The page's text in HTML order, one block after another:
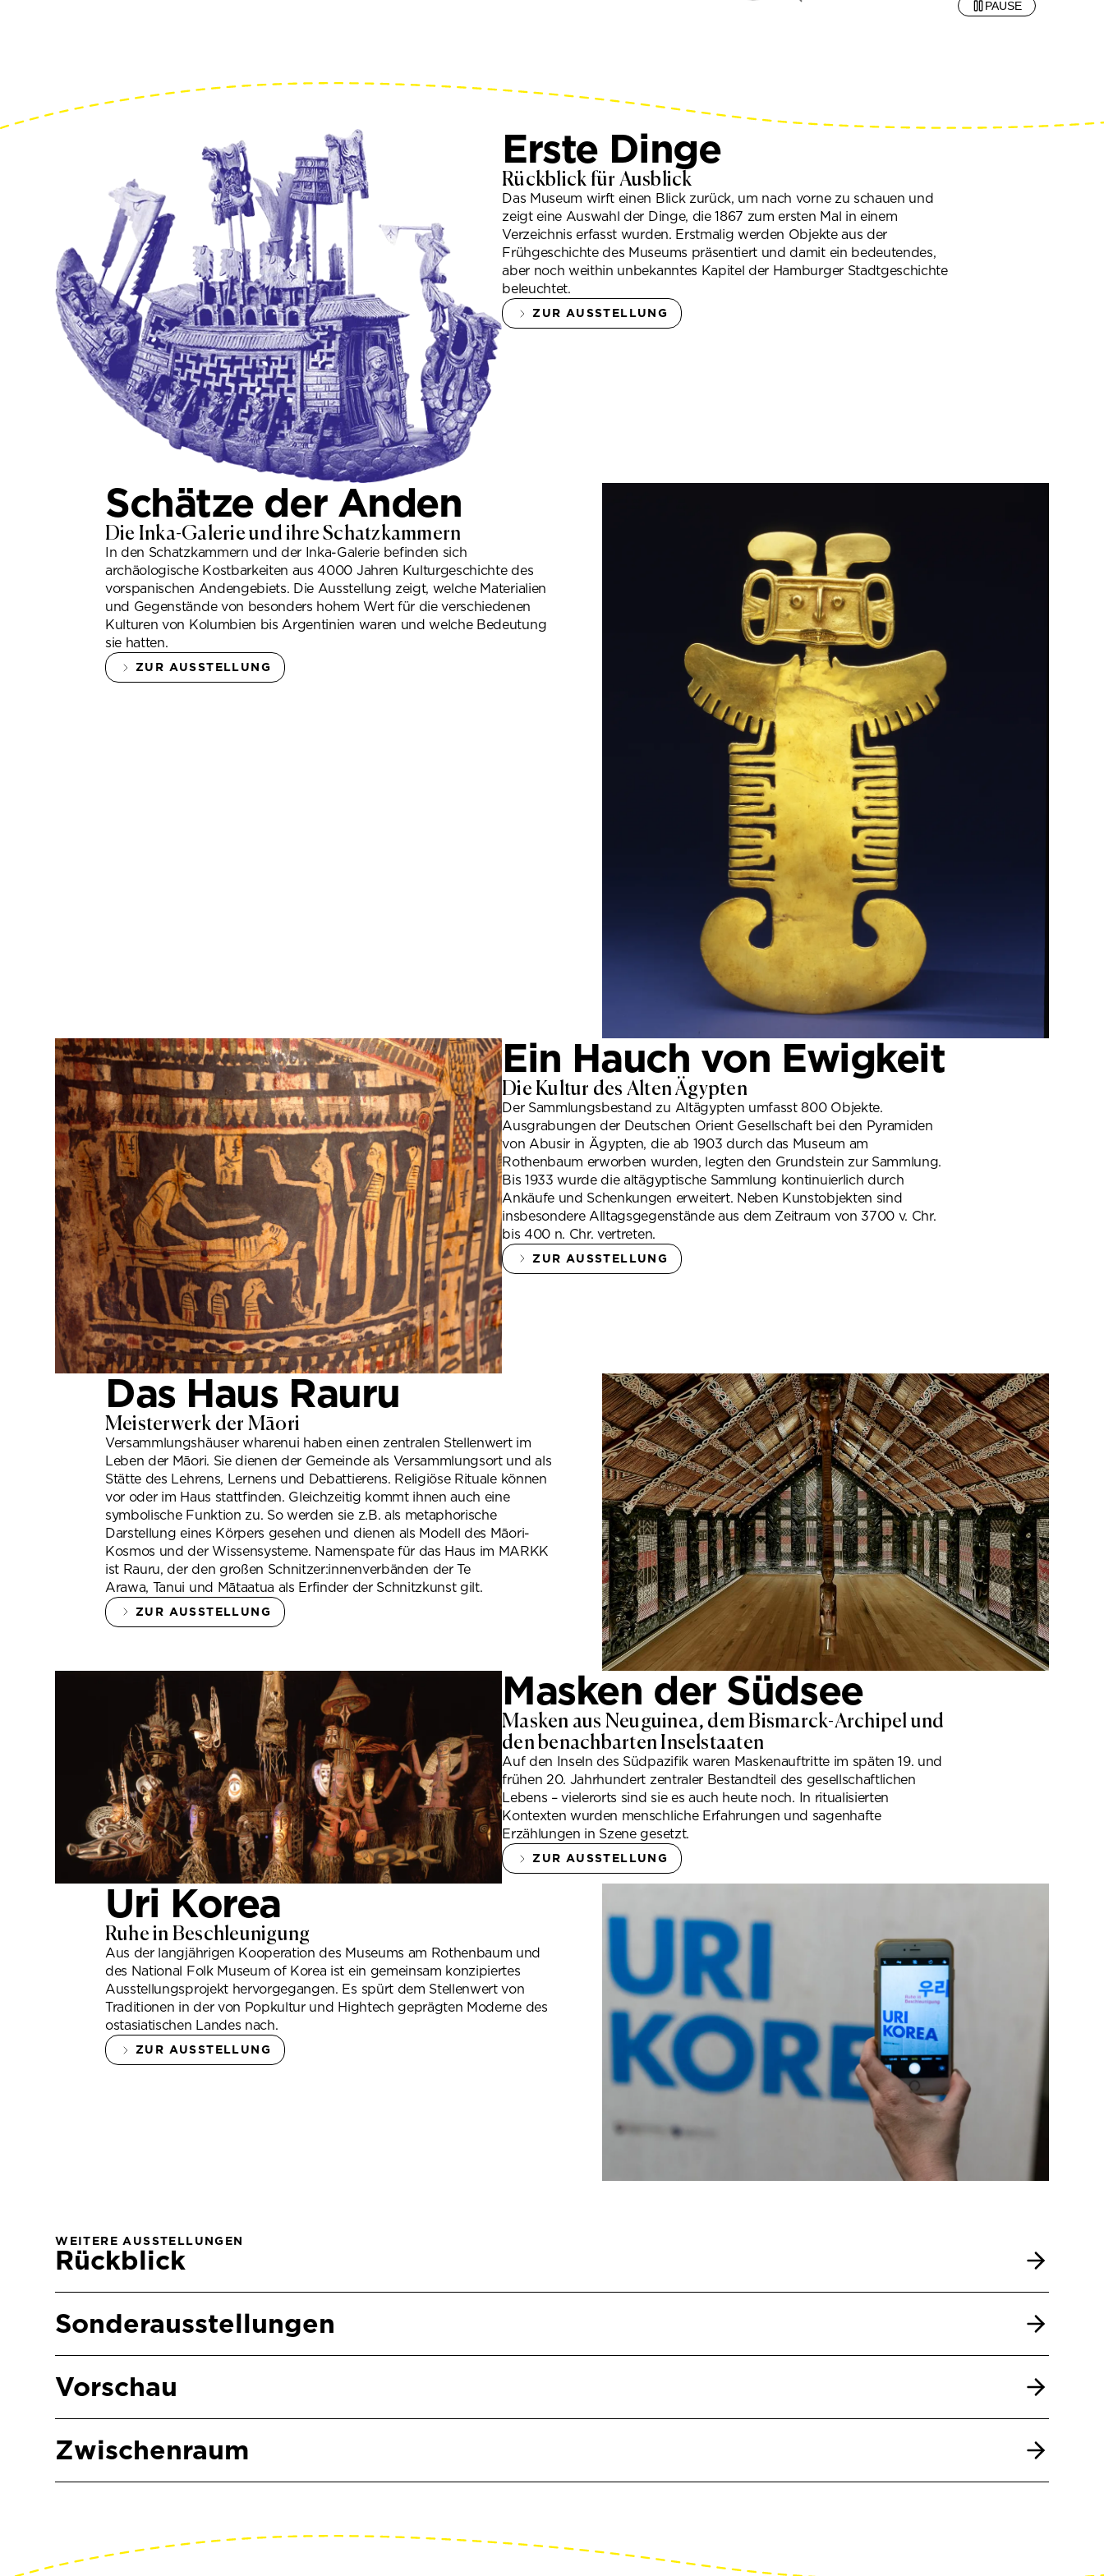
PAUSE
Erste Dinge
Rückblick für Ausblick
Das Museum wirft einen Blick zurück, um nach vorne zu schauen und
zeigt eine Auswahl der Dinge, die 1867 zum ersten Mal in einem
Verzeichnis erfasst wurden. Erstmalig werden Objekte aus der
Frühgeschichte des Museums präsentiert und damit ein bedeutendes,
aber noch weithin unbekanntes Kapitel der Hamburger Stadtgeschichte
beleuchtet.
ZUR AUSSTELLUNG
Schätze der Anden
Die Inka-Galerie und ihre Schatzkammern
In den Schatzkammern und der Inka-Galerie befinden sich
archäologische Kostbarkeiten aus 4000 Jahren Kulturgeschichte des
vorspanischen Andengebiets. Die Ausstellung zeigt, welche Materialien
und Gegenstände von besonders hohem Wert für die verschiedenen
Kulturen von Kolumbien bis Argentinien waren und welche Bedeutung
sie hatten.
ZUR AUSSTELLUNG
Ein Hauch von Ewigkeit
Die Kultur des Alten Ägypten
Der Sammlungsbestand zu Altägypten umfasst 800 Objekte.
Ausgrabungen der Deutschen Orient Gesellschaft bei den Pyramiden
von Abusir in Ägypten, die ab 1903 durch das Museum am
Rothenbaum erworben wurden, legten den Grundstein zur Sammlung.
Bis 1933 wurde die altägyptische Sammlung kontinuierlich durch
Ankäufe und Schenkungen erweitert. Neben Kunstobjekten sind
insbesondere Alltagsgegenstände aus dem Zeitraum von 3700 v. Chr.
bis 400 n. Chr. vertreten.
ZUR AUSSTELLUNG
Das Haus Rauru
Meisterwerk der Māori
Versammlungshäuser wharenui haben einen zentralen Stellenwert im
Leben der Māori. Sie dienen der Gemeinde als Versammlungsort und als
Stätte des Lehrens, Lernens und Debattierens. Religiöse Rituale können
vor oder im Haus stattfinden. Gleichzeitig kommt ihnen auch eine
symbolische Funktion zu. So werden sie z.B. als metaphorische
Darstellung eines Körpers gesehen und dienen als Modell des Māori-
Kosmos und der Wissensysteme. Namenspate für das Haus im MARKK
ist Rauru, der den großen Schnitzer:innenverbänden der Te
Arawa, Tanui und Mātaatua als Erfinder der Schnitzkunst gilt.
ZUR AUSSTELLUNG
Masken der Südsee
Masken aus Neuguinea, dem Bismarck-Archipel und
den benachbarten Inselstaaten
Auf den Inseln des Südpazifik waren Maskenauftritte im späten 19. und
frühen 20. Jahrhundert zentraler Bestandteil des gesellschaftlichen
Lebens – vielerorts sind sie es auch heute noch. In ritualisierten
Kontexten wurden menschliche Erfahrungen und sagenhafte
Erzählungen in Szene gesetzt.
ZUR AUSSTELLUNG
Uri Korea
Ruhe in Beschleunigung
Aus der langjährigen Kooperation des Museums am Rothenbaum und
des National Folk Museum of Korea ist ein gemeinsam konzipiertes
Ausstellungsprojekt hervorgegangen. Es spürt dem Stellenwert von
Traditionen in der von Popkultur und Hightech geprägten Moderne des
ostasiatischen Landes nach.
ZUR AUSSTELLUNG
WEITERE AUSSTELLUNGEN
Rückblick
Sonderausstellungen
Vorschau
Zwischenraum